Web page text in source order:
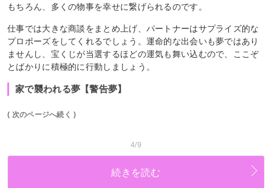
もちろん、多くの物事を幸せに繋げられるのです。
仕事では大きな商談をまとめ上げ、パートナーはサプライズ的な
プロポーズをしてくれるでしょう。運命的な出会いも夢ではあり
ませんし、宝くじが当選するほどの運気も舞い込むので、ここぞ
とばかりに積極的に行動しましょう。
家で襲われる夢【警告夢】
( 次のページへ続く )
4/9
続きを読む